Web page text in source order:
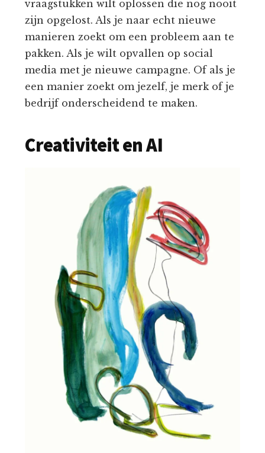
vraagstukken wilt oplossen die nog nooit
zijn opgelost. Als je naar echt nieuwe
manieren zoekt om een probleem aan te
pakken. Als je wilt opvallen op social
media met je nieuwe campagne. Of als je
een manier zoekt om jezelf, je merk of je
bedrijf onderscheidend te maken.
Creativiteit en AI